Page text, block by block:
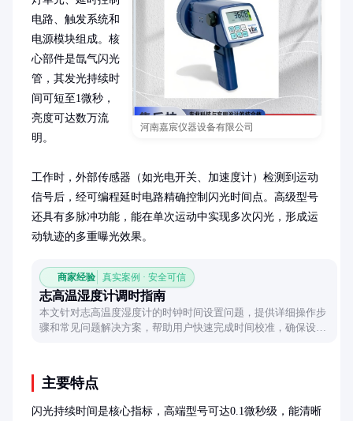
河南嘉宸仪器设备有限公司
电路、触发系统和
电源模块组成。核
心部件是氙气闪光
管，其发光持续时
间可短至1微秒，
亮度可达数万流
明。
工作时，外部传感器（如光电开关、加速度计）检测到运动
信号后，经可编程延时电路精确控制闪光时间点。高级型号
还具有多脉冲功能，能在单次运动中实现多次闪光，形成运
动轨迹的多重曝光效果。
商家经验 真实案例 · 安全可信
志高温湿度计调时指南
本文针对志高温度湿度计的时钟时间设置问题，提供详细操作步
骤和常见问题解决方案，帮助用户快速完成时间校准，确保设备
主要特点
闪光持续时间是核心指标，高端型号可达0.1微秒级，能清晰